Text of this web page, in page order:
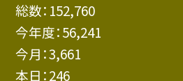
総数： 152,760
今年度：56,241
今月：3,661
本日：246